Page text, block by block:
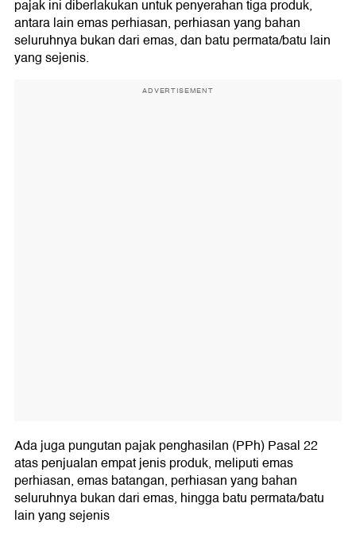
pajak ini diberlakukan untuk penyerahan tiga produk,
antara lain emas perhiasan, perhiasan yang bahan
seluruhnya bukan dari emas, dan batu permata/batu lain
yang sejenis.
ADVERTISEMENT
Ada juga pungutan pajak penghasilan (PPh) Pasal 22
atas penjualan empat jenis produk, meliputi emas
perhiasan, emas batangan, perhiasan yang bahan
seluruhnya bukan dari emas, hingga batu permata/batu
lain yang sejenis